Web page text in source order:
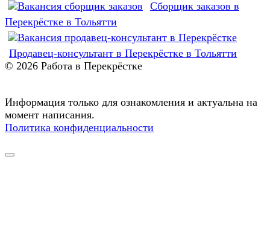
Сборщик заказов в
Перекрёстке в Тольятти
Продавец-консультант в Перекрёстке в Тольятти
© 2026 Работа в Перекрёстке
Информация только для ознакомления и актуальна на
момент написания.
Политика конфиденциальности